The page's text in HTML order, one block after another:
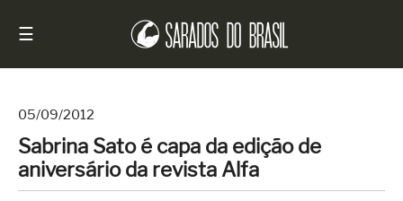
☰
Início
Notícias
05/09/2012
Sabrina Sato é capa da edição de
aniversário da revista Alfa